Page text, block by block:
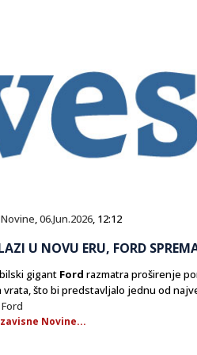
,06.Jun.2026, 12:12
U NOVU ERU, FORD
gigant Ford razmatra proširenje
vrata, što bi predstavljalo jednu od
Ford
Novine...